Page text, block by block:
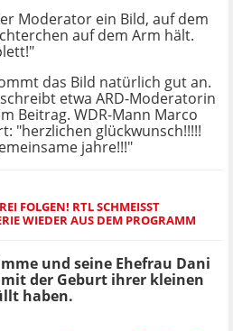
Moderator ein Bild, auf dem
auf dem Arm hält.
das Bild natürlich gut an.
etwa ARD-Moderatorin
Beitrag. WDR-Mann Marco
"herzlichen glückwunsch!!!!!
jahre!!!"
FOLGEN! RTL SCHMEISST V
WIEDER AUS DEM PROGRAMM
und seine Ehefrau Dani
der Geburt ihrer kleinen
haben.